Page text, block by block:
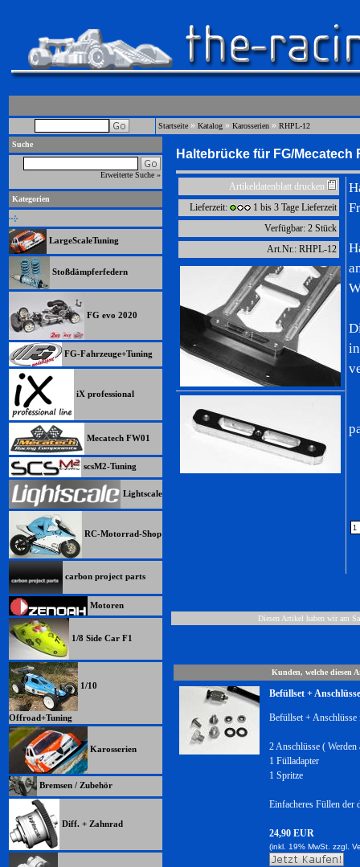
Startseite » Katalog » Karosserien » RHPL-12
Suche
Erweiterte Suche »
Kategorien
LargeScaleTuning
Stoßdämpferfedern
FG evo 2020
FG-Fahrzeuge+Tuning
iX professional
Mecatech FW01
scsM2-Tuning
Lightscale
RC-Motorrad-Shop
carbon project parts
Motoren
1/8 Side Car F1
1/10
Offroad+Tuning
Karosserien
Bremsen / Zubehör
Diff. + Zahnrad
Haltebrücke für FG/Mecatech
Artikeldatenblatt drucken
Lieferzeit:
1 bis 3 Tage Lieferzeit
Verfügbar: 2 Stück
Art.Nr.: RHPL-12
Diesen Artikel haben wir am
Kunden, welche diesen
Befüllset +
Befüllset +
2 Anschlüsse (
1 Fülladapter
1 Spritze
Einfacheres Füllen der
24,90 EUR
(inkl. 19% MwSt. zzgl.